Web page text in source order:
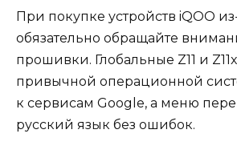
При покупке устройств iQOO
обязательно обращайте
прошивки. Глобальные Z11 и
привычной операционной
к сервисам Google, а меню
русский язык без ошибок.